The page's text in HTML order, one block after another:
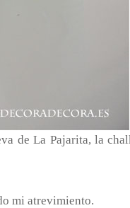
de La Pajarita, la
mi atrevimiento.